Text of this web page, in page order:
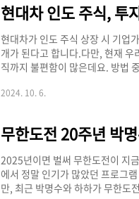
현대차 인도 주식, 투
현대차가 인도 주식 상장 시 기업
개가 된다고 합니다.다만, 현재
직까지 불편함이 많은데요. 방법
상장 요약]2024년 6월인도증권
2024. 10. 6.
무한도전 20주년 박
2025년이면 벌써 무한도전이 지
에서 정말 인기가 많았던 프로그
만, 최근 박명수와 하하가 무한도